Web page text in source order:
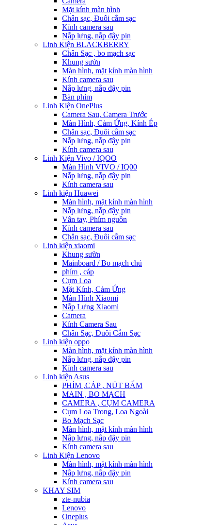
Mặt kính màn hình
Chân sạc, Đuôi cắm sạc
Kính camera sau
Nắp lưng, nắp đậy pin
Linh Kiện BLACKBERRY
Chân Sạc , bo mạch sạc
Khung sườn
Màn hình, mặt kính màn hình
Kính camera sau
Nắp lưng, nắp đậy pin
Bàn phím
Linh Kiện OnePlus
Camera Sau, Camera Trước
Màn Hình, Cảm Ứng, Kính Ép
Chân sạc, Đuôi cắm sạc
Nắp lưng, nắp đậy pin
Kính camera sau
Linh Kiện Vivo / IQOO
Màn Hình VIVO / IQ00
Nắp lưng, nắp đậy pin
Kính camera sau
Linh kiện Huawei
Màn hình, mặt kính màn hình
Nắp lưng, nắp đậy pin
Vân tay, Phím nguồn
Kính camera sau
Chân sạc, Đuôi cắm sạc
Linh kiện xiaomi
Khung sườn
Mainboard / Bo mạch chủ
phím , cáp
Cụm Loa
Mặt Kính, Cảm Ứng
Màn Hình Xiaomi
Nắp Lưng Xiaomi
Camera
Kính Camera Sau
Chân Sạc, Đuôi Cắm Sạc
Linh kiện oppo
Màn hình, mặt kính màn hình
Nắp lưng, nắp đậy pin
Kính camera sau
Linh kiện Asus
PHÍM ,CÁP , NÚT BẤM
MAIN , BO MẠCH
CAMERA , CỤM CAMERA
Cụm Loa Trong, Loa Ngoài
Bo Mạch Sạc
Màn hình, mặt kính màn hình
Nắp lưng, nắp đậy pin
Kính camera sau
Linh Kiện Lenovo
Màn hình, mặt kính màn hình
Nắp lưng, nắp đậy pin
Kính camera sau
KHAY SIM
zte-nubia
Lenovo
Oneplus